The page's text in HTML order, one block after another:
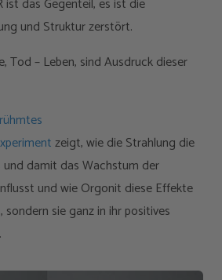
das Gegenteil, es ist die
und Struktur zerstört.
Tod – Leben, sind Ausdruck dieser
zeigt, wie die Strahlung die
damit das Wachstum der
und wie Orgonit diese Effekte
sie ganz in ihr positives